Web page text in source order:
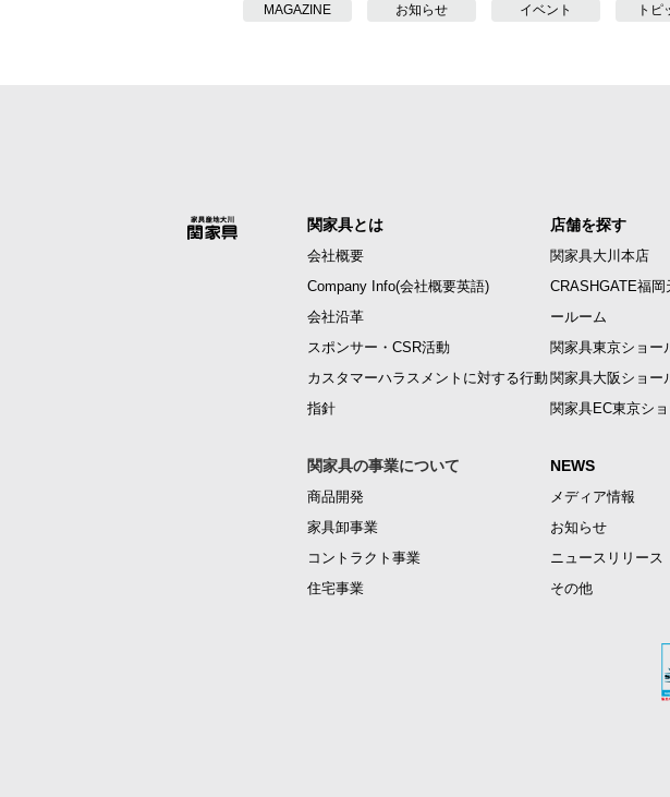
MAGAZINE お知らせ イベント トピ
関家具とは
会社概要
Company Info(会社概要英語)
会社沿革
スポンサー・CSR活動
カスタマーハラスメントに対する行動
指針
店舗を探す
関家具大川本店
CRASHGATE福
ールーム
関家具東京ショー
関家具大阪ショー
関家具EC東京シ
関家具の事業について
商品開発
家具卸事業
コントラクト事業
住宅事業
NEWS
メディア情報
お知らせ
ニュースリリース
その他